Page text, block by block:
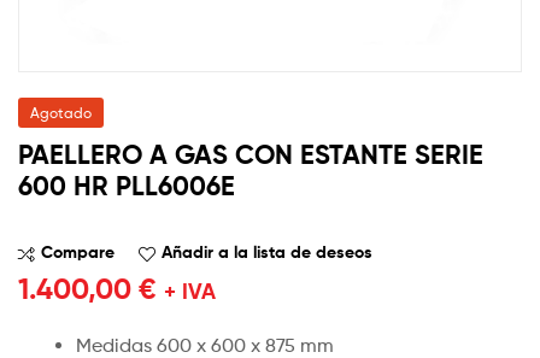
Agotado
PAELLERO A GAS CON ESTANTE SERIE
600 HR PLL6006E
Compare Añadir a la lista de deseos
1.400,00 € + IVA
Medidas 600 x 600 x 875 mm